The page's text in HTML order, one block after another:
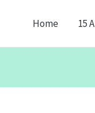
Home 15